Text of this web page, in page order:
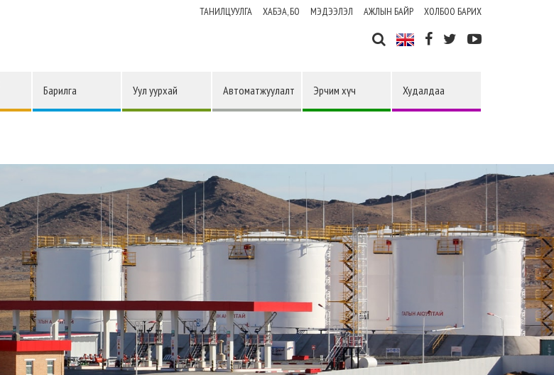
ТАНИЛЦУУЛГА ХАБЭА, БО МЭДЭЭЛЭЛ АЖЛЫН БАЙР ХОЛБОО БАРИХ
Барилга Уул уурхай Автоматжуулалт Эрчим хүч Худалдаа